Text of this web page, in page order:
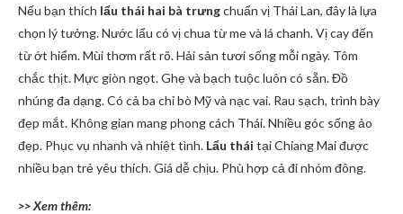
Nếu bạn thích lẩu thái hai bà trưngchuẩn vị Thái Lan, đây là lựa
chọn lý tưởng. Nước lẩu có vị chua từ me và lá chanh. Vị cay đến
từ ớt hiểm. Mùi thơm rất rõ. Hải sản tươi sống mỗi ngày. Tôm
chắc thịt. Mực giòn ngọt. Ghẹ và bạch tuộc luôn có sẵn. Đồ
nhúng đa dạng. Có cả ba chỉ bò Mỹ và nạc vai. Rau sạch, trình bày
đẹp mắt. Không gian mang phong cách Thái. Nhiều góc sống ảo
đẹp. Phục vụ nhanh và nhiệt tình. Lẩu thái tại Chiang Mai được
nhiều bạn trẻ yêu thích. Giá dễ chịu. Phù hợp cả đi nhóm đông.
>> Xem thêm: